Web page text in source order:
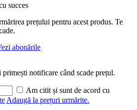
succes
prețului pentru acest produs. Te
abonările
primești notificare când scade prețul.
Am citit și sunt de acord cu
Adaugă la prețuri urmărite.